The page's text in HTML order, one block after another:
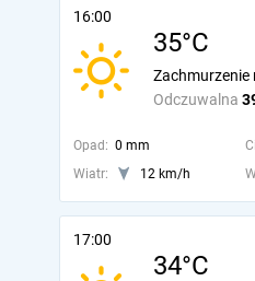
16:00
35°C
Odczuwalna
Zachmurzenie
Opad: 0 mm
Wiatr:
12 km/h
17:00
34°C